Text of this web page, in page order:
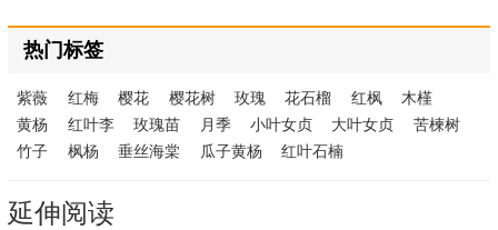
热门标签
紫薇 红梅 樱花 樱花树 玫瑰 花石榴 红枫
木槿
黄杨
红叶李 玫瑰苗 月季 小叶女贞 大叶女贞
苦楝树
竹子
枫杨 垂丝海棠 瓜子黄杨 红叶石楠
延伸阅读